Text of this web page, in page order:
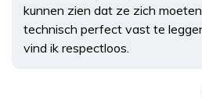
kunnen zien dat ze zich
technisch perfect vast te
vind ik respectloos.